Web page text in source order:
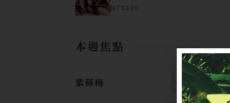
NT$100
本週焦點
紫蘇梅 ✨五送一